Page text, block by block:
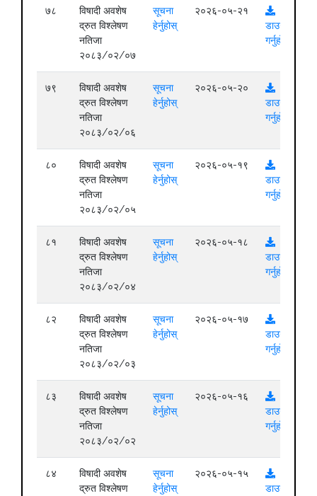
७८
विषादी अवशेष
द्रुत विश्लेषण
नतिजा
२०८३/०२/०७
सूचना
हेर्नुहोस्
२०२६-०५-२१
डाउनलोड
गर्नुहोस्
७९
विषादी अवशेष
द्रुत विश्लेषण
नतिजा
२०८३/०२/०६
सूचना
हेर्नुहोस्
२०२६-०५-२०
डाउनलोड
गर्नुहोस्
८०
विषादी अवशेष
द्रुत विश्लेषण
नतिजा
२०८३/०२/०५
सूचना
हेर्नुहोस्
२०२६-०५-१९
डाउनलोड
गर्नुहोस्
८१
विषादी अवशेष
द्रुत विश्लेषण
नतिजा
२०८३/०२/०४
सूचना
हेर्नुहोस्
२०२६-०५-१८
डाउनलोड
गर्नुहोस्
८२
विषादी अवशेष
द्रुत विश्लेषण
नतिजा
२०८३/०२/०३
सूचना
हेर्नुहोस्
२०२६-०५-१७
डाउनलोड
गर्नुहोस्
८३
विषादी अवशेष
द्रुत विश्लेषण
नतिजा
२०८३/०२/०२
सूचना
हेर्नुहोस्
२०२६-०५-१६
डाउनलोड
गर्नुहोस्
८४
विषादी अवशेष
द्रुत विश्लेषण
सूचना
हेर्नुहोस्
२०२६-०५-१५
डाउनलोड